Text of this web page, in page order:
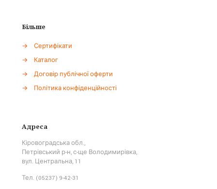
Більше
→
Сертифікати
→
Каталог
→
Договір публічної оферти
→
Політика конфіденційності
Адреса
Кіровоградська обл.,
Петрівський р-н, с-ще Володимирівка,
вул. Центральна, 11
Тел. (05237) 9-42-31